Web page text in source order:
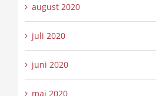
august 2020
juli 2020
juni 2020
maj 2020